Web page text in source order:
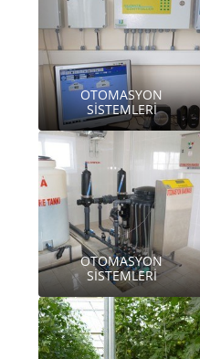
OTOMASYON
SİSTEMLERİ
OTOMASYON
SİSTEMLERİ